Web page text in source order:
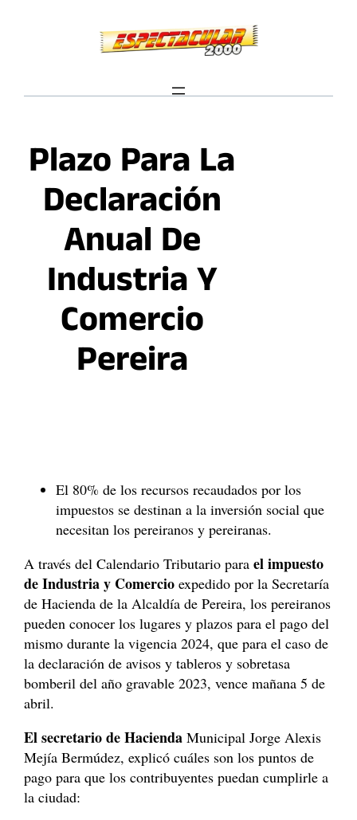
Plazo Para La
Declaración
Anual De
Industria Y
Comercio
Pereira
El 80% de los recursos recaudados por los
impuestos se destinan a la inversión social que
necesitan los pereiranos y pereiranas.
A través del Calendario Tributario para el impuesto
de Industria y Comercioexpedido por la Secretaría
de Hacienda de la Alcaldía de Pereira, los pereiranos
pueden conocer los lugares y plazos para el pago del
mismo durante la vigencia 2024, que para el caso de
la declaración de avisos y tableros y sobretasa
bomberil del año gravable 2023, vence mañana 5 de
abril.
El secretario de Hacienda Municipal Jorge Alexis
Mejía Bermúdez, explicó cuáles son los puntos de
pago para que los contribuyentes puedan cumplirle a
la ciudad: